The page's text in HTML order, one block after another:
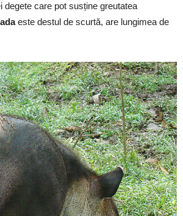
care pot susține greutatea
este destul de scurtă, are lungimea de